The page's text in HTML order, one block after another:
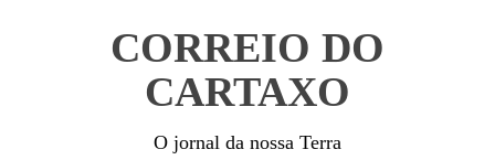
CORREIO DO
CARTAXO
O jornal da nossa Terra